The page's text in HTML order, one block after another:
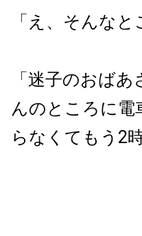
「え、そんな
「迷子のおば
んのところに
らなくてもう2